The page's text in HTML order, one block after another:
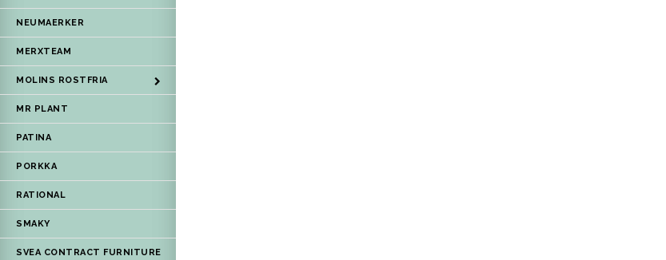
NEUMAERKER
MERXTEAM
MOLINS ROSTFRIA
MR PLANT
PATINA
PORKKA
RATIONAL
SMAKY
SVEA CONTRACT FURNITURE